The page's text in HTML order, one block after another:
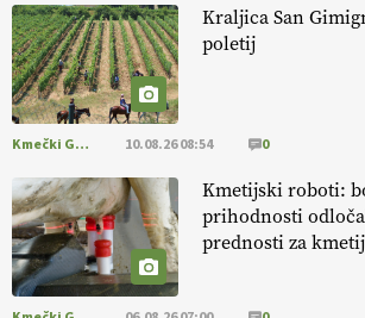
kmetijstvo brez škropljenja?
EKOloško = logično: ekološka
ALTENBAHER
EKOloško = logično: ekološko
MORGAN
EKOloško = logično: ekološka
FREŠER
Kraljica San
poletij
Kmečki Glas 10.08.26 08:54 0
Kmetijski roboti:
prihodnosti
prednosti za